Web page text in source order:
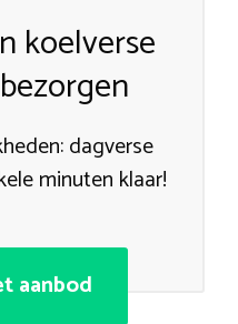
koelverse
dagverse
minuten klaar!
aanbod